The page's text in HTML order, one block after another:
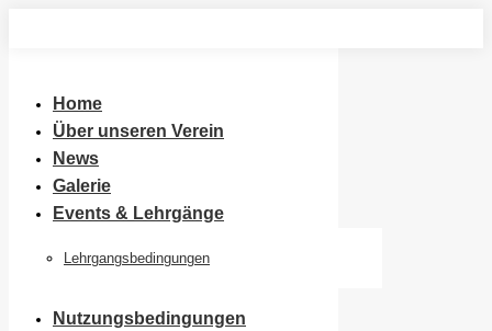
Home
Über unseren Verein
News
Galerie
Events & Lehrgänge
Lehrgangsbedingungen
Nutzungsbedingungen